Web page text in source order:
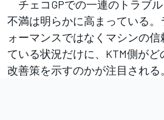
チェコGPでの一連のトラブ
不満は明らかに高まっている
ォーマンスではなくマシンの
ている状況だけに、KTM側がど
改善策を示すのかが注目される。